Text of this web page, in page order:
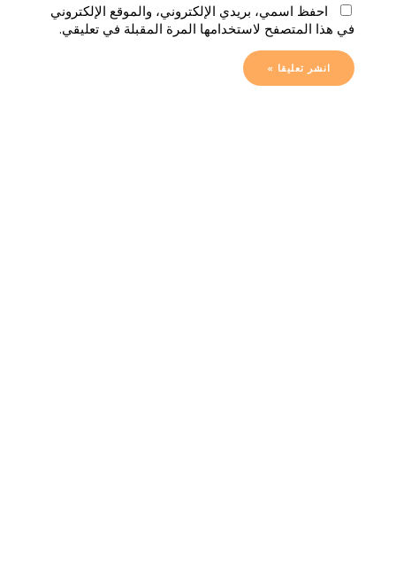
احفظ اسمي، بريدي الإلكتروني، والموقع الإلكتروني
في هذا المتصفح لاستخدامها المرة المقبلة في تعليقي.